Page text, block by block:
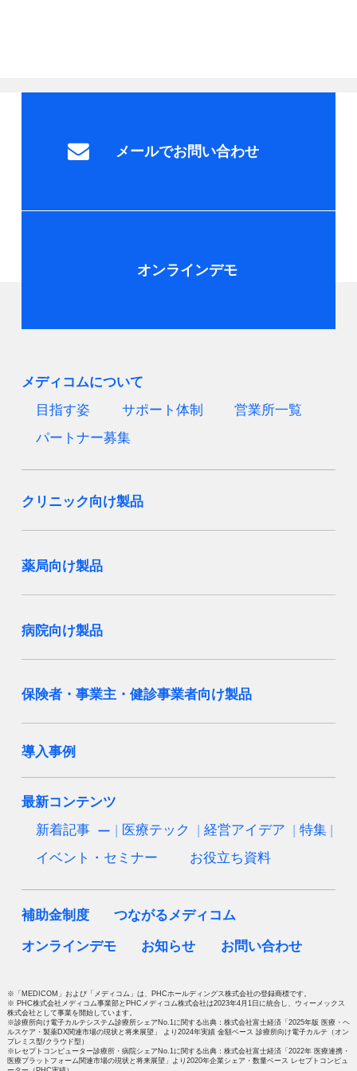
メールでお問い合わせ
オンラインデモ
メディコムについて
目指す姿
サポート体制
営業所一覧
パートナー募集
クリニック向け製品
薬局向け製品
病院向け製品
保険者・事業主・健診事業者向け製品
導入事例
最新コンテンツ
新着記事
医療テック 経営アイデア
特集
イベント・セミナー
お役立ち資料
補助金制度 つながるメディコム
オンラインデモ お知らせ お問い合わせ
※「MEDICOM」および「メディコム」は、PHCホールディングス株式会社の登録商標です。
※ PHC株式会社メディコム事業部とPHCメディコム株式会社は2023年4月1日に統合し、ウィーメックス
株式会社として事業を開始しています。
※診療所向け電子カルテシステム診療所シェアNo.1に関する出典：株式会社富士経済「2025年版 医療・ヘ
ルスケア・製薬DX関連市場の現状と将来展望」 より2024年実績 金額ベース 診療所向け電子カルテ（オン
プレミス型/クラウド型）
※レセプトコンピューター診療所・病院シェアNo.1に関する出典：株式会社富士経済「2022年 医療連携・
医療プラットフォーム関連市場の現状と将来展望」より2020年企業シェア・数量ベース レセプトコンピュ